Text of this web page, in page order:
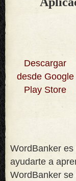
Descargar
desde Google
Play Store
WordBanker
ayudarte a
WordBanker